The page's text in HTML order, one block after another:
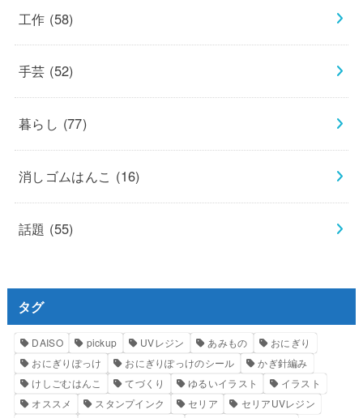
工作 (58)
手芸 (52)
暮らし (77)
消しゴムはんこ (16)
話題 (55)
タグ
DAISO pickup UVレジン あみもの
おにぎり
おにぎりぽっけ
おにぎりぽっけのシール
かぎ針編み
けしごむはんこ
てづくり ゆるいイラスト
イラスト
オススメ
スタンプインク セリア
セリアUVレジン